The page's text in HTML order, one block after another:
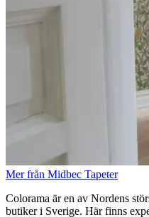
Mer från Midbec Tapeter
Colorama är en av Nordens
butiker i Sverige. Här finns